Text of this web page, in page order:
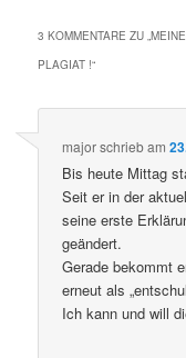
3 KOMMENTARE ZU „
PLAGIAT !“
majorschriebam
Bis heute Mittag
Seit er in der
seine erste
geändert.
Gerade bekommt
erneut als
Ich kann und will